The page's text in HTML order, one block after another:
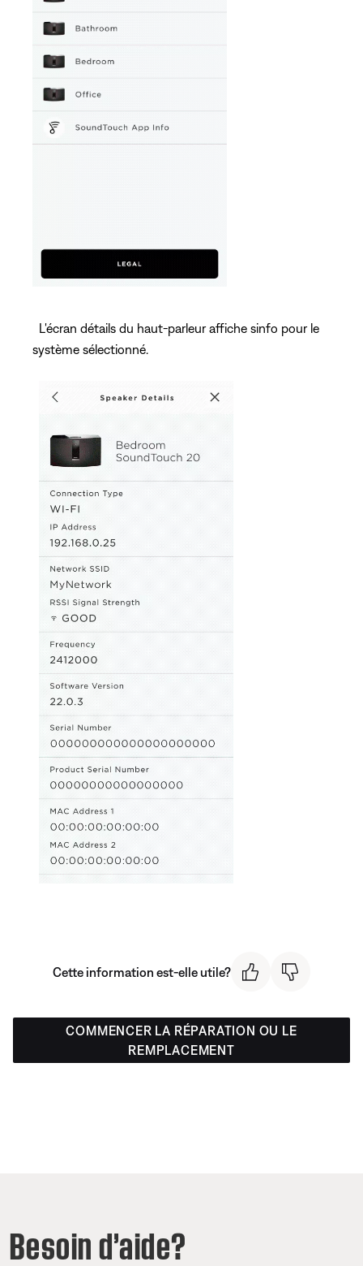
L'écran détails du haut-parleur affiche sinfo pour le
système sélectionné.
Cette information est-elle utile?
COMMENCER LA RÉPARATION OU LE
REMPLACEMENT
Besoin d’aide?